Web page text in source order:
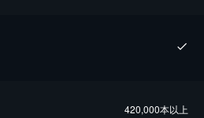
420,000本以上